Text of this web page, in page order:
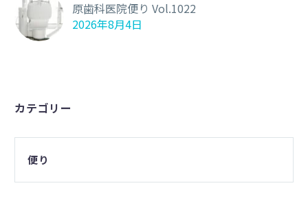
原歯科医院便り Vol.1022
2026年8月4日
カテゴリー
便り